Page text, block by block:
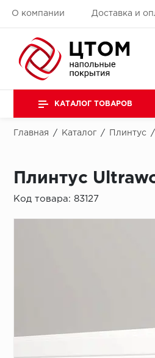
О компании Доставка и
КАТАЛОГ ТОВАРОВ
Главная / Каталог / Плинтус /
Плинтус
Код товара: 83127